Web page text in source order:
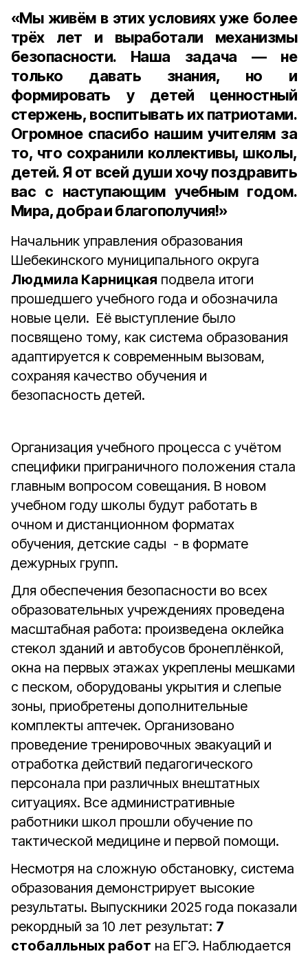
«Мы живём в этих условиях уже более
трёх лет и выработали механизмы
безопасности. Наша задача — не
только давать знания, но и
формировать у детей ценностный
стержень, воспитывать их патриотами.
Огромное спасибо нашим учителям за
то, что сохранили коллективы, школы,
детей. Я от всей души хочу поздравить
вас с наступающим учебным годом.
Мира, добра и благополучия!»
Начальник управления образования
Шебекинского муниципального округа
Людмила Карницкая подвела итоги
прошедшего учебного года и обозначила
новые цели. Её выступление было
посвящено тому, как система образования
адаптируется к современным вызовам,
сохраняя качество обучения и
безопасность детей.
Организация учебного процесса с учётом
специфики приграничного положения стала
главным вопросом совещания. В новом
учебном году школы будут работать в
очном и дистанционном форматах
обучения, детские сады - в формате
дежурных групп.
Для обеспечения безопасности во всех
образовательных учреждениях проведена
масштабная работа: произведена оклейка
стекол зданий и автобусов бронеплёнкой,
окна на первых этажах укреплены мешками
с песком, оборудованы укрытия и слепые
зоны, приобретены дополнительные
комплекты аптечек. Организовано
проведение тренировочных эвакуаций и
отработка действий педагогического
персонала при различных внештатных
ситуациях. Все административные
работники школ прошли обучение по
тактической медицине и первой помощи.
Несмотря на сложную обстановку, система
образования демонстрирует высокие
результаты. Выпускники 2025 года показали
рекордный за 10 лет результат: 7
стобалльных работ на ЕГЭ. Наблюдается